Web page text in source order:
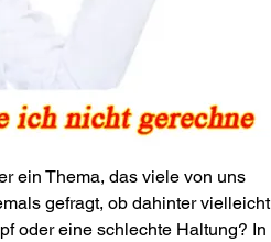
ein Thema, das viele von uns
gefragt, ob dahinter vielleicht
oder eine schlechte Haltung? In